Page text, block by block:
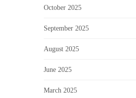
October 2025
September 2025
August 2025
June 2025
March 2025